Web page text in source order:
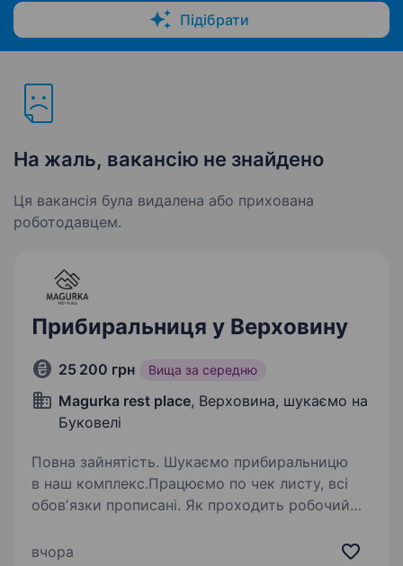
Підібрати
На жаль, вакансію не знайдено
Ця вакансія була видалена або прихована
роботодавцем.
Прибиральниця у Верховину
25 200 грн Вища за середню
Magurka rest place, Верховина, шукаємо на
Буковелі
Повна зайнятість. Шукаємо прибиральницю
в наш комплекс.Працюємо по чек листу, всі
обовʼязки прописані. Як проходить робочий
прибираємо в 2-х туалетах прибираємо спа
вчора